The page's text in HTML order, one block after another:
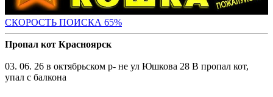
СКОРОСТЬ ПОИСКА 65%
Пропал кот Красноярск
03. 06. 26 в октябрьском р- не ул Юшкова 28 В пропал кот,
упал с балкона